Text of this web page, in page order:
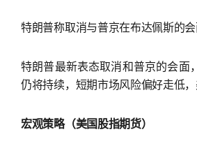
特朗普称取消与普京在布达佩斯的
特朗普最新表态取消和普京的会面
仍将持续，短期市场风险偏好走低，
宏观策略（美国股指期货）